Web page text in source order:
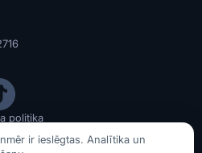
politika
ir ieslēgtas. Analītika un